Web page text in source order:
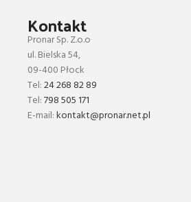
Kontakt
Pronar Sp. Z.o.o
ul. Bielska 54,
09-400 Płock
Tel:24 268 82 89
Tel:798 505 171
E-mail:kontakt@pronar.net.pl